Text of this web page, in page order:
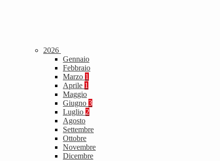
2026
Gennaio
Febbraio
Marzo 1
Aprile 1
Maggio
Giugno 3
Luglio 2
Agosto
Settembre
Ottobre
Novembre
Dicembre